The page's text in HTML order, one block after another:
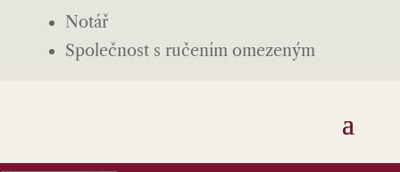
Notář
Společnost s ručením omezeným